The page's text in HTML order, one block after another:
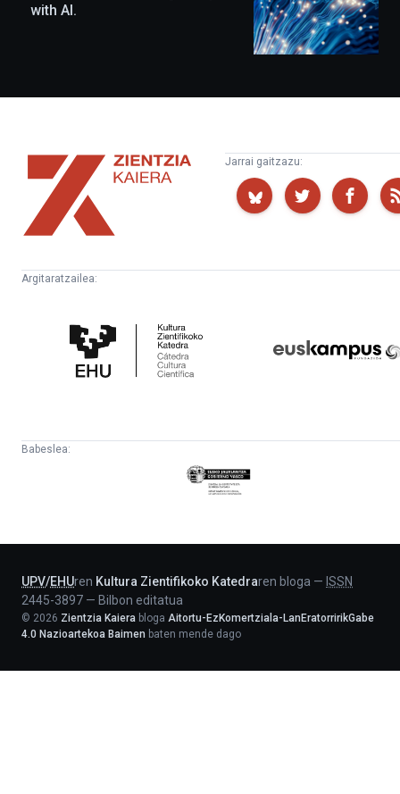
with AI.
Zientzia
Kaiera
Jarrai gaitzazu:
Argitaratzailea:
Zientifikoko
Katedra
Babeslea:
Eusko
Jaurlaritza
UPV/EHUren Kultura Zientifikoko Katedraren bloga — ISSN
2445-3897 — Bilbon editatua
© 2026 Zientzia Kaiera bloga Aitortu-EzKomertziala-LanEratorririkGabe
4.0 Nazioartekoa Baimen baten mende dago